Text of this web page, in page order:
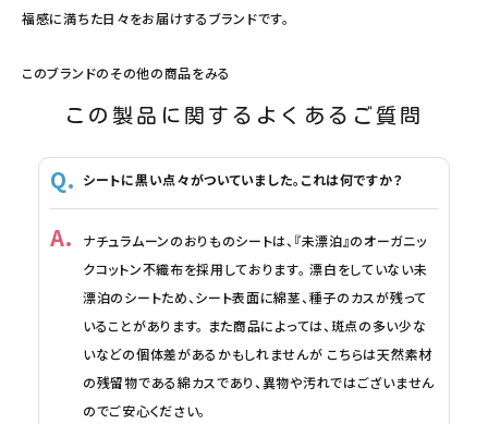
福感に満ちた日々をお届けするブランドです。
このブランドのその他の商品をみる
この製品に関するよくあるご質問
シートに黒い点々がついていました。これは何ですか？
ナチュラムーンのおりものシートは、『未漂泊』のオーガニッ
クコットン不織布を採用しております。 漂白をしていない未
漂泊のシートため、シート表面に綿茎、種子のカスが残って
いることがあります。 また商品によっては、斑点の多い少な
いなどの個体差があるかもしれませんが こちらは天然素材
の残留物である綿カスであり、異物や汚れではございません
のでご安心ください。